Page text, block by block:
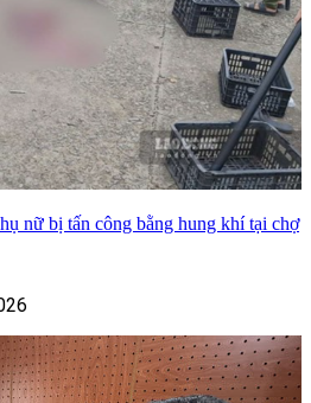
nữ bị tấn công bằng hung khí tại chợ